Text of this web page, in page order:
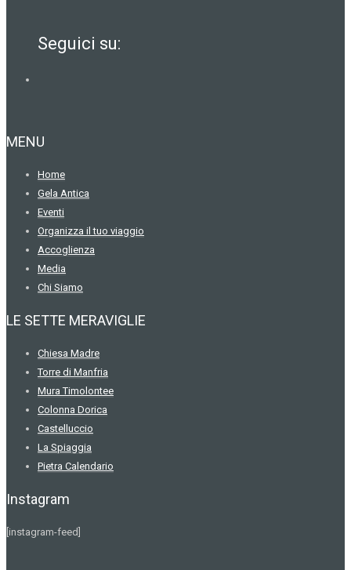
Seguici su:
MENU
Home
Gela Antica
Eventi
Organizza il tuo viaggio
Accoglienza
Media
Chi Siamo
LE SETTE MERAVIGLIE
Chiesa Madre
Torre di Manfria
Mura Timolontee
Colonna Dorica
Castelluccio
La Spiaggia
Pietra Calendario
Instagram
[instagram-feed]